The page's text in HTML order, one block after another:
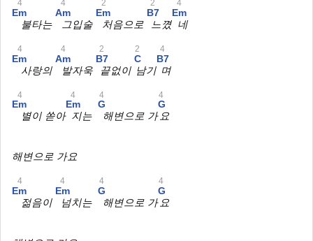
Em
4
불타는
Am
4
그입술
Em
2
처음으로
B7
2
느꼈
Em
4
네
Em
4
사랑의
Am
4
발자욱
B7
2
끝없이
C
2
남기
B7
4
며
Em
4
별이 쏟아
Em
4
지는
G
4
해변으로 가
G
4
요
해변으로 가요
Em
4
젊음이
Em
4
넘치는
G
4
해변으로 가
G
4
요